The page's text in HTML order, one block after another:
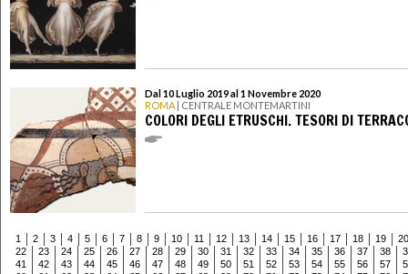
Dal 10 Luglio 2019 al 1 Novembre 2020
ROMA | CENTRALE MONTEMARTINI
COLORI DEGLI ETRUSCHI. TESORI DI
1 2 3 4 5 6 7 8 9 10 11 12 13 14 15 16 17 18 19
20
22
23 24 25 26 27 28 29 30 31 32 33 34 35 36 37 38
41
42 43 44 45 46 47 48 49 50 51 52 53 54 55 56 57